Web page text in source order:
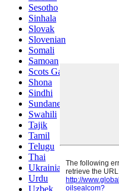
Sesotho
Sinhala
Slovak
Slovenian
Somali
Samoan
Scots Gaelic
Shona
Sindhi
Sundanese
Swahili
Tajik
Tamil
Telugu
Thai
Ukrainian
Urdu